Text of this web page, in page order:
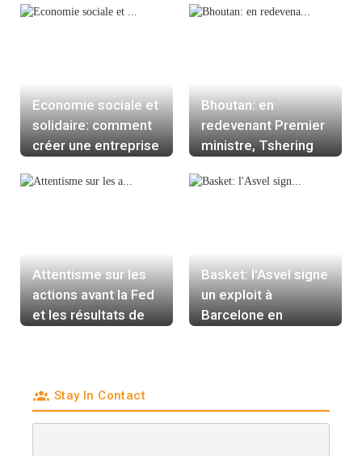
Economie sociale et
solidaire: comment
créer une entreprise
Bhoutan: en
redevenant Premier
ministre, Tshering
affronter des vents
Attentisme sur les
actions avant la Fed
et les résultats de
Basket: l'Asvel signe
un exploit à
Barcelone en
Stay In Contact